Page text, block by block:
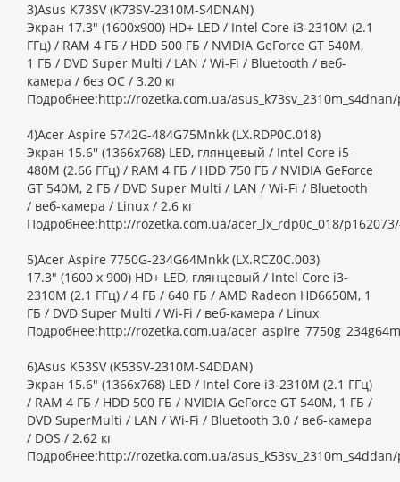
3)Asus K73SV (K73SV-2310M-S4DNAN)
Экран 17.3" (1600х900) HD+ LED / Intel Core i3-2310M (2.1
ГГц) / RAM 4 ГБ / HDD 500 ГБ / NVIDIA GeForce GT 540M,
1 ГБ / DVD Super Multi / LAN / Wi-Fi / Bluetooth / веб-
камера / без ОС / 3.20 кг
Подробнее:http://rozetka.com.ua/
4)Acer Aspire 5742G-484G75Mnkk (LX.RDP0C.018)
Экран 15.6'' (1366x768) LED, глянцевый / Intel Core i5-
480M (2.66 ГГц) / RAM 4 ГБ / HDD 750 ГБ / NVIDIA GeForce
GT 540M, 2 ГБ / DVD Super Multi / LAN / Wi-Fi / Bluetooth
/ веб-камера / Linux / 2.6 кг
Подробнее:http://rozetka.com.ua/acer_lx_rdp0c_018/
5)Acer Aspire 7750G-234G64Mnkk (LX.RCZ0C.003)
17.3" (1600 х 900) HD+ LED, глянцевый / Intel Core i3-
2310M (2.1 ГГц) / 4 ГБ / 640 ГБ / AMD Radeon HD6650M, 1
ГБ / DVD Super Multi / Wi-Fi / веб-камера / Linux
Подробнее:http://rozetka.com.ua/
6)Asus K53SV (K53SV-2310M-S4DDAN)
Экран 15.6" (1366х768) LED / Intel Core i3-2310M (2.1 ГГц)
/ RAM 4 ГБ / HDD 500 ГБ / NVIDIA GeForce GT 540M, 1 ГБ /
DVD SuperMulti / LAN / Wi-Fi / Bluetooth 3.0 / веб-камера
/ DOS / 2.62 кг
Подробнее:http://rozetka.com.ua/